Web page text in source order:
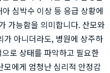
심박수 이상 등 응급 상황에
가능함을 의미합니다. 산모와
아니더라도, 병원에 상주하
로 상태를 파악하고 필요한
에게 엄청난 심리적 안정감